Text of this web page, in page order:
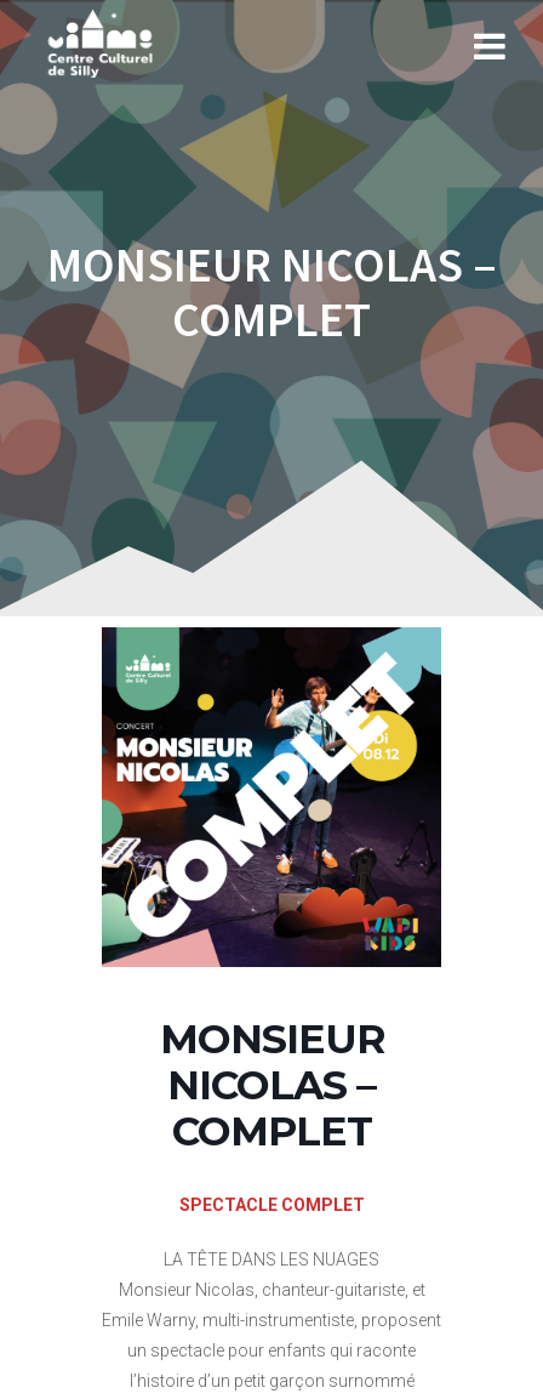
content
MONSIEUR NICOLAS –
COMPLET
MONSIEUR
NICOLAS –
COMPLET
SPECTACLE COMPLET
LA TÊTE DANS LES NUAGES
Monsieur Nicolas, chanteur-guitariste, et
Emile Warny, multi-instrumentiste, proposent
un spectacle pour enfants qui raconte
l’histoire d’un petit garçon surnommé